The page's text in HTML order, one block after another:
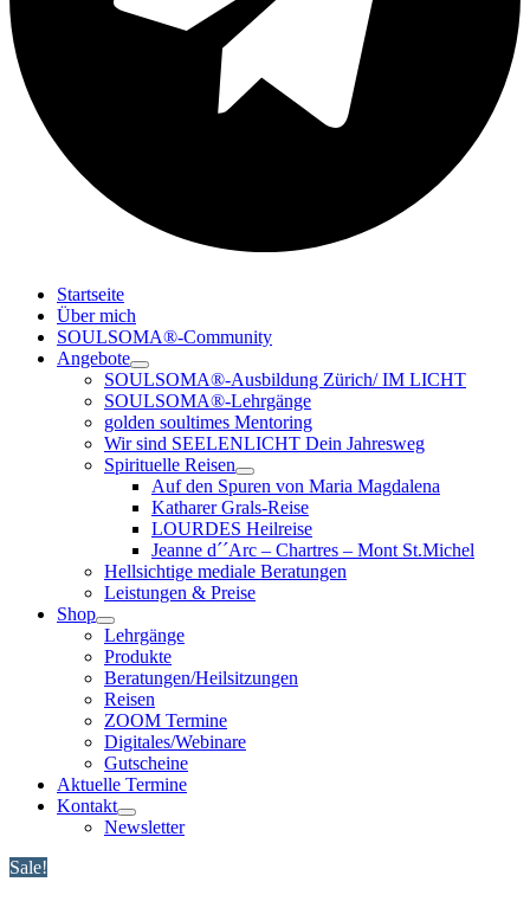
Startseite
Über mich
SOULSOMA®-Community
Angebote
SOULSOMA®-Ausbildung Zürich/ IM LICHT
SOULSOMA®-Lehrgänge
golden soultimes Mentoring
Wir sind SEELENLICHT Dein Jahresweg
Spirituelle Reisen
Auf den Spuren von Maria Magdalena
Katharer Grals-Reise
LOURDES Heilreise
Jeanne d´´Arc – Chartres – Mont St.Michel
Hellsichtige mediale Beratungen
Leistungen & Preise
Shop
Lehrgänge
Produkte
Beratungen/Heilsitzungen
Reisen
ZOOM Termine
Digitales/Webinare
Gutscheine
Aktuelle Termine
Kontakt
Newsletter
Sale!